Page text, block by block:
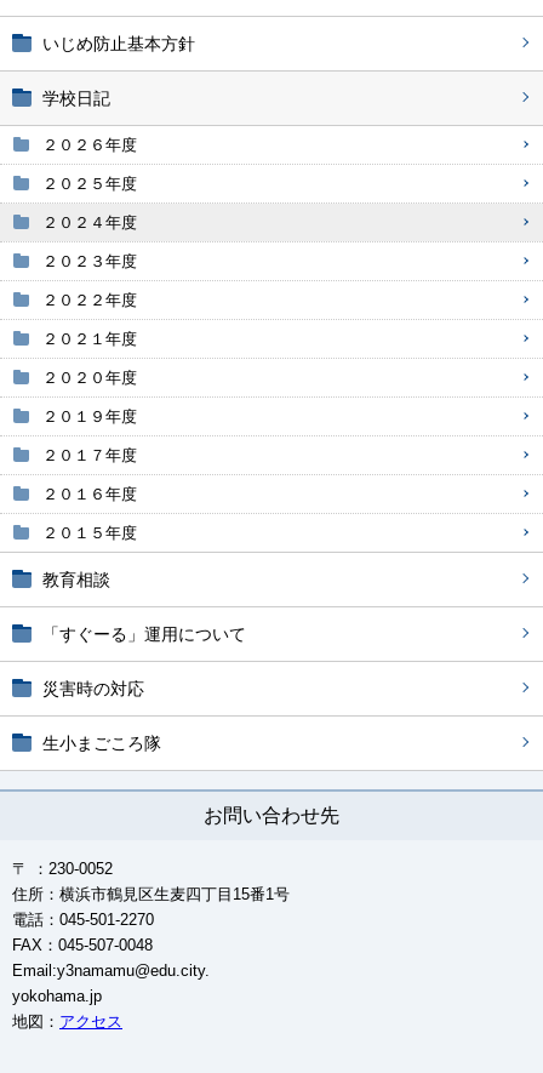
いじめ防止基本方針
学校日記
２０２６年度
２０２５年度
２０２４年度
２０２３年度
２０２２年度
２０２１年度
２０２０年度
２０１９年度
２０１７年度
２０１６年度
２０１５年度
教育相談
「すぐーる」運用について
災害時の対応
生小まごころ隊
お問い合わせ先
〒 ：230-0052
住所：横浜市鶴見区生麦四丁目15番1号
電話：045-501-2270
FAX：045-507-0048
Email:y3namamu@edu.city.
yokohama.jp
地図： アクセス